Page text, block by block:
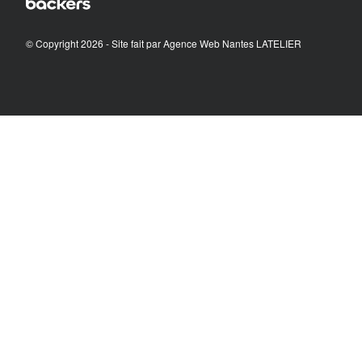
© Copyright 2026 - Site fait parAgence Web Nantes LATELIER